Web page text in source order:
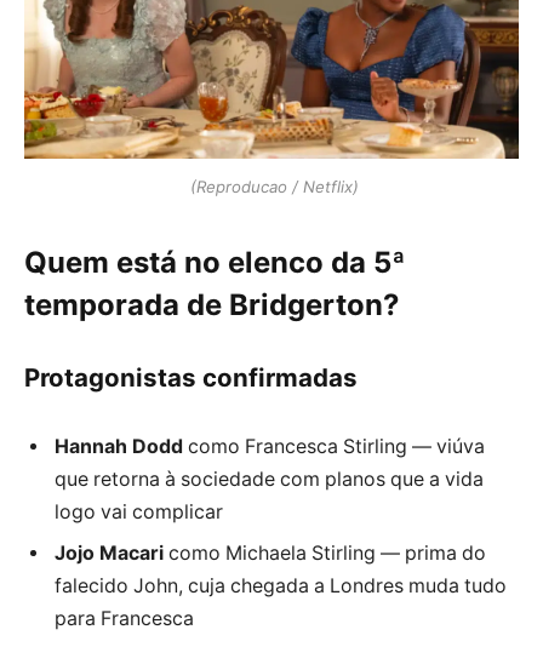
(Reproducao / Netflix)
Quem está no elenco da 5ª
temporada de Bridgerton?
Protagonistas confirmadas
Hannah Dodd como Francesca Stirling — viúva
que retorna à sociedade com planos que a vida
logo vai complicar
Jojo Macari como Michaela Stirling — prima do
falecido John, cuja chegada a Londres muda tudo
para Francesca